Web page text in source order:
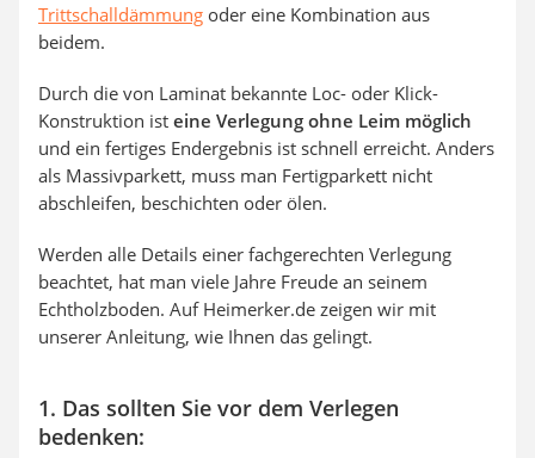
Trittschalldämmung oder eine Kombination aus
beidem.
Durch die von Laminat bekannte Loc- oder Klick-
Konstruktion ist eine Verlegung ohne Leim möglich
und ein fertiges Endergebnis ist schnell erreicht. Anders
als Massivparkett, muss man Fertigparkett nicht
abschleifen, beschichten oder ölen.
Werden alle Details einer fachgerechten Verlegung
beachtet, hat man viele Jahre Freude an seinem
Echtholzboden. Auf Heimerker.de zeigen wir mit
unserer Anleitung, wie Ihnen das gelingt.
1. Das sollten Sie vor dem Verlegen
bedenken: